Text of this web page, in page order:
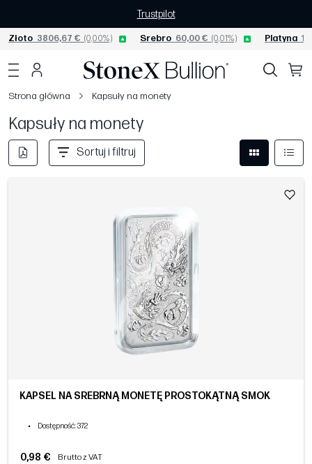
Trustpilot
Złoto 3806,67 € (0,00%) Srebro 60,00 € (0,01%) Platyna
Strona główna Kapsuły na monety
Kapsuły na monety
Sortuj i filtruj
KAPSEL NA SREBRNĄ MONETĘ PROSTOKĄTNĄ SMOK
• Dostępność: 372
0,98 € Brutto z VAT